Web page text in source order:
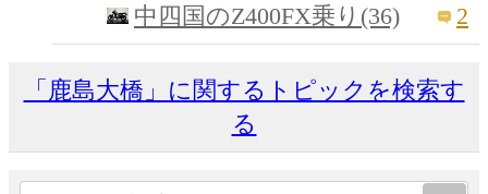
中四国のZ400FX乗り(36) 2
「鹿島大橋」に関するトピックを検索す
る